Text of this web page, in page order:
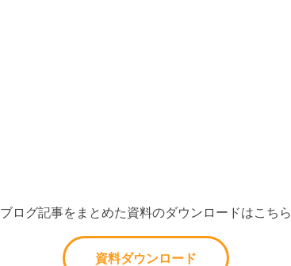
ブログ記事をまとめた資料のダウンロードはこちら
資料ダウンロード